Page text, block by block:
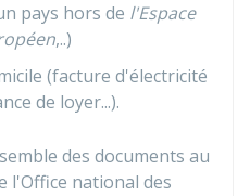
pays hors de l'Espace
,..)
(facture d'électricité
de loyer...).
des documents au
l'Office national des